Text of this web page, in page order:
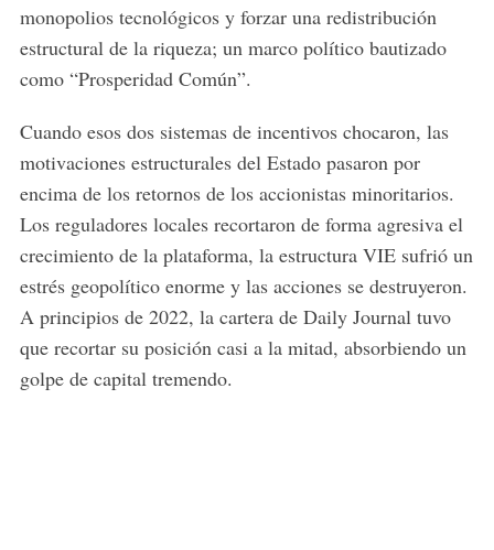
monopolios tecnológicos y forzar una redistribución
estructural de la riqueza; un marco político bautizado
como “Prosperidad Común”.
Cuando esos dos sistemas de incentivos chocaron, las
motivaciones estructurales del Estado pasaron por
encima de los retornos de los accionistas minoritarios.
Los reguladores locales recortaron de forma agresiva el
crecimiento de la plataforma, la estructura VIE sufrió un
estrés geopolítico enorme y las acciones se destruyeron.
A principios de 2022, la cartera de Daily Journal tuvo
que recortar su posición casi a la mitad, absorbiendo un
golpe de capital tremendo.